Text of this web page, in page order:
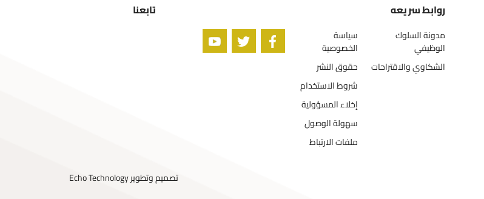
روابط سريعه
مدونة السلوك
الوظيفي
الشكاوي والاقتراحات
سياسة
الخصوصية
حقوق النشر
شروط الاستخدام
إخلاء المسؤولية
سهولة الوصول
ملفات الارتباط
تابعنا
تصميم وتطويرEcho Technology